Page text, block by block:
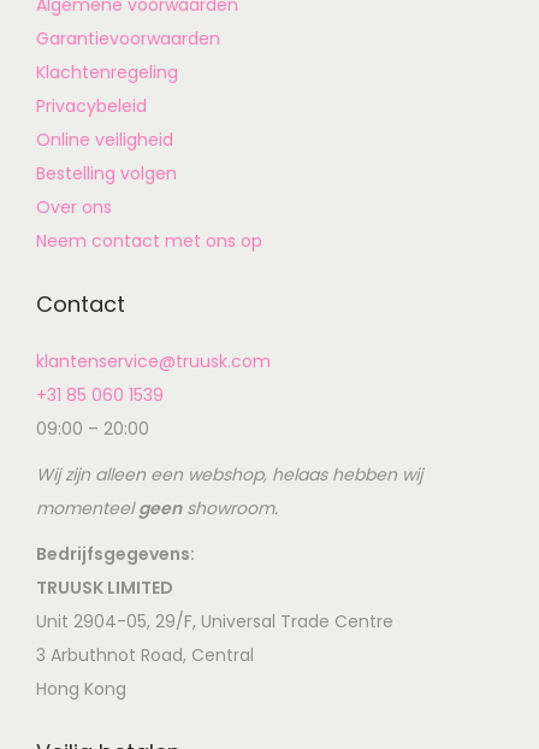
Algemene voorwaarden
Garantievoorwaarden
Klachtenregeling
Privacybeleid
Online veiligheid
Bestelling volgen
Over ons
Neem contact met ons op
Contact
klantenservice@truusk.com
+31 85 060 1539
09:00 – 20:00
Wij zijn alleen een webshop, helaas hebben wij
momenteelgeenshowroom.
Bedrijfsgegevens:
TRUUSK LIMITED
Unit 2904-05, 29/F, Universal Trade Centre
3 Arbuthnot Road, Central
Hong Kong